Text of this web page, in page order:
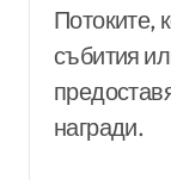
Потоките,
събития
награди.